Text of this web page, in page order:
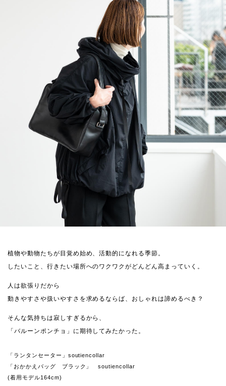
植物や動物たちが目覚め始め、活動的になれる季節。
したいこと、行きたい場所へのワクワクがどんどん高まっていく。
人は欲張りだから
動きやすさや扱いやすさを求めるならば、おしゃれは諦めるべき？
そんな気持ちは寂しすぎるから、
「バルーンポンチョ」に期待してみたかった。
「ランタンセーター」soutiencollar
「おかかえバッグ ブラック」 soutiencollar
(着用モデル164cm)